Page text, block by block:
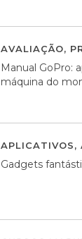
AVALIAÇÃO,
Manual GoPro:
máquina do
APLICATIVOS,
Gadgets